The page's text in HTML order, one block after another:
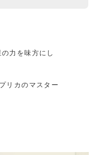
力を味方にし
リカのマスター